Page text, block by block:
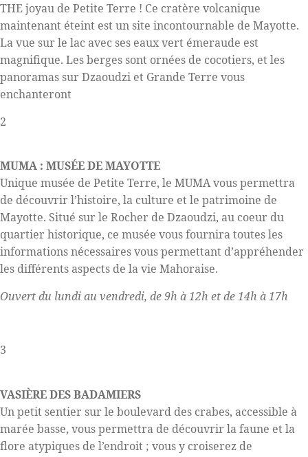
THE joyau de Petite Terre ! Ce cratère volcanique
maintenant éteint est un site incontournable de Mayotte.
La vue sur le lac avec ses eaux vert émeraude est
magnifique. Les berges sont ornées de cocotiers, et les
panoramas sur Dzaoudzi et Grande Terre vous
enchanteront
2
MUMA : MUSÉE DE MAYOTTE
Unique musée de Petite Terre, le MUMA vous permettra
de découvrir l’histoire, la culture et le patrimoine de
Mayotte. Situé sur le Rocher de Dzaoudzi, au coeur du
quartier historique, ce musée vous fournira toutes les
informations nécessaires vous permettant d’appréhender
les différents aspects de la vie Mahoraise.
Ouvert du lundi au vendredi, de 9h à 12h et de 14h à 17h
3
VASIÈRE DES BADAMIERS
Un petit sentier sur le boulevard des crabes, accessible à
marée basse, vous permettra de découvrir la faune et la
flore atypiques de l’endroit ; vous y croiserez de